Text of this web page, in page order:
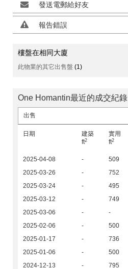
發送電郵給好友
報告錯誤
樓盤在相同大廈
此物業的其它出售盤 (1)
One Homantin最近的成交紀錄
出售
日期
建築
ft2
實用
ft2
2025-04-08 - 509
2025-03-26
- 752
2025-03-24
- 495
2025-03-12
- 749
2025-03-06
- -
2025-02-06
- 500
2025-01-17
- 736
2025-01-06
- 500
2024-12-13
- 795